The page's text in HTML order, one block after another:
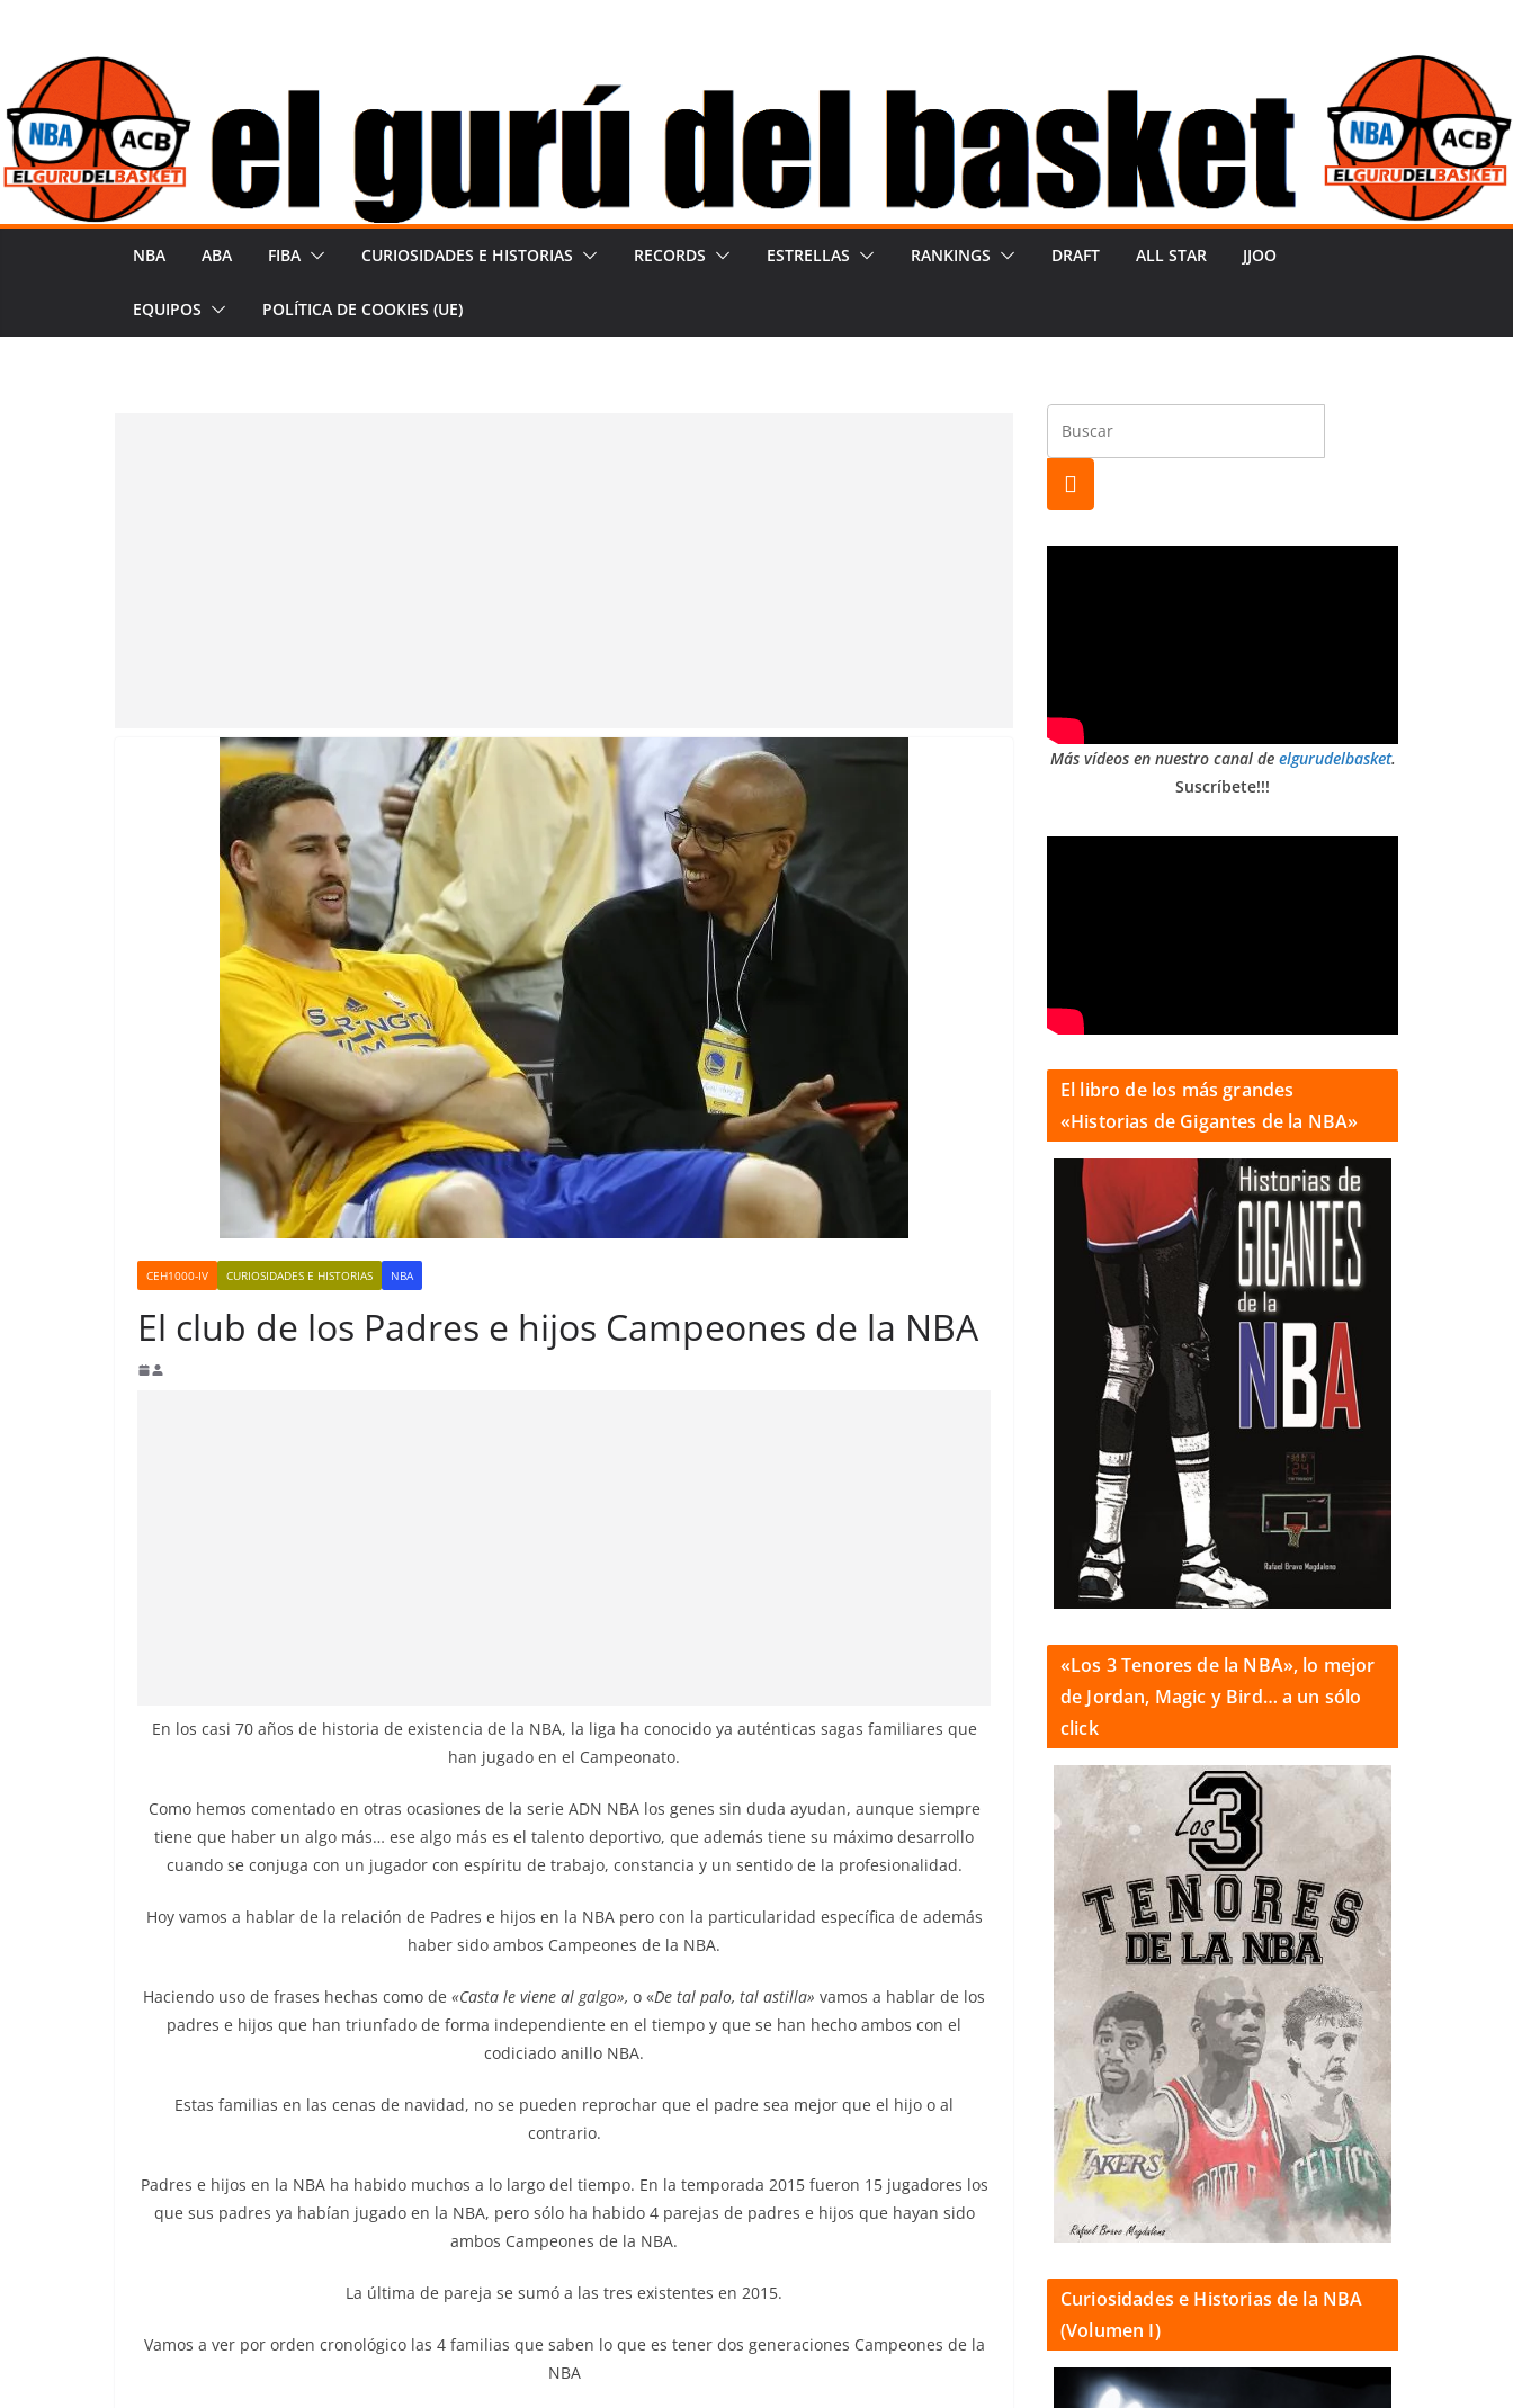
contenido
NBA ABA FIBA CURIOSIDADES E HISTORIAS RECORDS ESTRELLAS RANKINGS DRAFT ALL STAR JJOO
EQUIPOS POLÍTICA DE COOKIES (UE)
CEH1000-IV CURIOSIDADES E HISTORIAS NBA
El club de los Padres e hijos Campeones de la NBA
En los casi 70 años de historia de existencia de la NBA, la liga ha conocido ya auténticas sagas familiares que
han jugado en el Campeonato.
Como hemos comentado en otras ocasiones de la serie ADN NBA los genes sin duda ayudan, aunque siempre
tiene que haber un algo más… ese algo más es el talento deportivo, que además tiene su máximo desarrollo
cuando se conjuga con un jugador con espíritu de trabajo, constancia y un sentido de la profesionalidad.
Hoy vamos a hablar de la relación de Padres e hijos en la NBA pero con la particularidad específica de además
haber sido ambos Campeones de la NBA.
Haciendo uso de frases hechas como de «Casta le viene al galgo», o «De tal palo, tal astilla» vamos a hablar de los
padres e hijos que han triunfado de forma independiente en el tiempo y que se han hecho ambos con el
codiciado anillo NBA.
Estas familias en las cenas de navidad, no se pueden reprochar que el padre sea mejor que el hijo o al
contrario.
Padres e hijos en la NBA ha habido muchos a lo largo del tiempo. En la temporada 2015 fueron 15 jugadores los
que sus padres ya habían jugado en la NBA, pero sólo ha habido 4 parejas de padres e hijos que hayan sido
ambos Campeones de la NBA.
La última de pareja se sumó a las tres existentes en 2015.
Vamos a ver por orden cronológico las 4 familias que saben lo que es tener dos generaciones Campeones de la
NBA
Más vídeos en nuestro canal de elgurudelbasket.
Suscríbete!!!
El libro de los más grandes
«Historias de Gigantes de la NBA»
«Los 3 Tenores de la NBA», lo mejor
de Jordan, Magic y Bird… a un sólo
click
Curiosidades e Historias de la NBA
(Volumen I)